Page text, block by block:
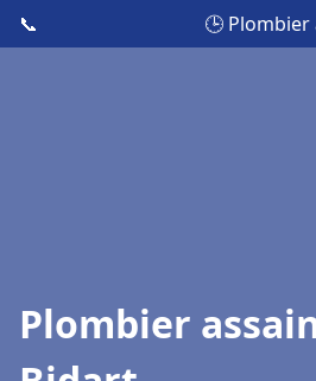
📞 🕒
Plombier